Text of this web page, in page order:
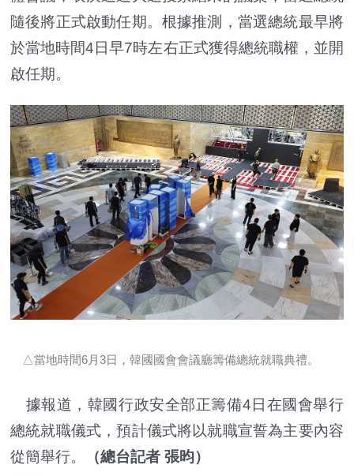
隨後將正式啟動任期。根據推測，當選總統最早將
於當地時間4日早7時左右正式獲得總統職權，並開
啟任期。
△當地時間6月3日，韓國國會會議廳籌備總統就職典禮。
據報道，韓國行政安全部正籌備4日在國會舉行
總統就職儀式，預計儀式將以就職宣誓為主要內容
從簡舉行。
（總台記者 張昀）